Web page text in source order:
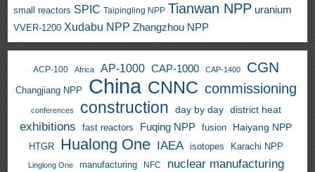
small reactors SPIC Taipingling NPP Tianwan NPP uranium
VVER-1200 Xudabu NPP Zhangzhou NPP
ACP-100 Africa AP-1000 CAP-1000 CAP-1400 CGN
Changjiang NPP China CNNC commissioning
conferences construction day by day district heat
exhibitions fast reactors Fuqing NPP fusion Haiyang NPP
HTGR Hualong One IAEA isotopes Karachi NPP
Linglong One manufacturing NFC nuclear manufacturing